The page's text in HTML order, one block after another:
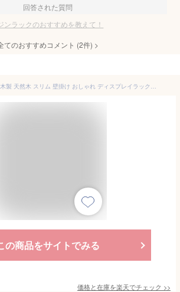
回答された質問
ンラックのおすすめを教えて！
てのおすすめコメント (2件) >
マガジンラック 木製 天然木 スリム 壁掛け おしゃれ ディスプレイラック 絵本棚 本棚 新聞ラック ブラウン 古木色 カリフォルニアスタイル 送料無料
の商品をサイトでみる
価格と在庫を楽天でチェック >>